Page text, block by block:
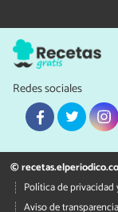
Redes sociales
©
Política de privacidad
Aviso de